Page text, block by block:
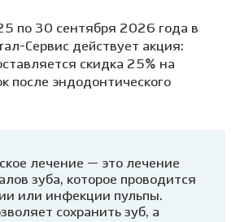
по 30 сентября 2026 года в
Сервис действует акция:
скидка 25% на
после эндодонтического
лечение — это лечение
зуба, которое проводится
или инфекции пульпы.
сохранить зуб, а